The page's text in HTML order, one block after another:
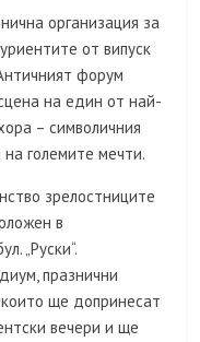
организация за
от випуск
форум
на един от най-
– символичния
големите мечти.
зрелостниците
в
„Руски“.
празнични
ще допринесат
вечери и ще